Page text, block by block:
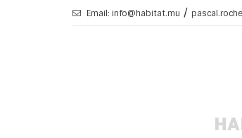
Email: info@habitat.mu /